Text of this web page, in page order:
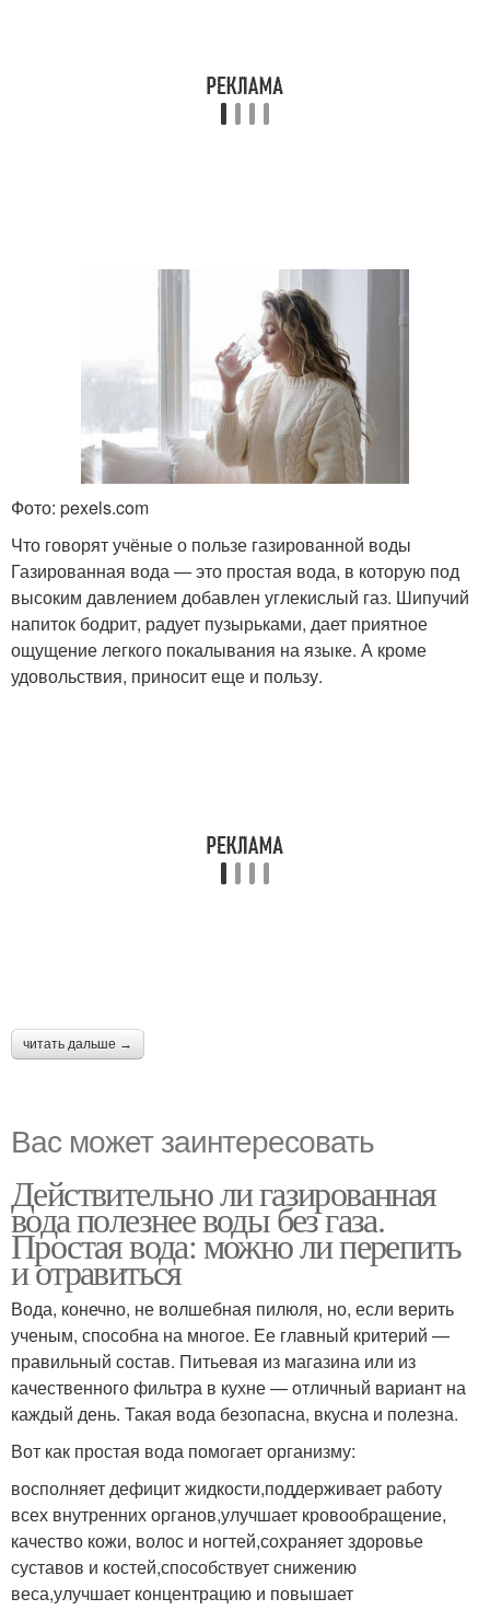
Фото: pexels.com
Что говорят учёные о пользе газированной воды
Газированная вода — это простая вода, в которую под
высоким давлением добавлен углекислый газ. Шипучий
напиток бодрит, радует пузырьками, дает приятное
ощущение легкого покалывания на языке. А кроме
удовольствия, приносит еще и пользу.
читать дальше →
Вас может заинтересовать
Действительно ли газированная
вода полезнее воды без газа.
Простая вода: можно ли перепить
и отравиться
Вода, конечно, не волшебная пилюля, но, если верить
ученым, способна на многое. Ее главный критерий —
правильный состав. Питьевая из магазина или из
качественного фильтра в кухне — отличный вариант на
каждый день. Такая вода безопасна, вкусна и полезна.
Вот как простая вода помогает организму:
восполняет дефицит жидкости,поддерживает работу
всех внутренних органов,улучшает кровообращение,
качество кожи, волос и ногтей,сохраняет здоровье
суставов и костей,способствует снижению
веса,улучшает концентрацию и повышает